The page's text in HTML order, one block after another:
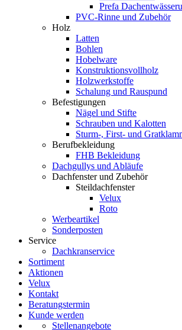
Prefa
PVC-Rinne und Zubehör
Holz
Latten
Bohlen
Hobelware
Konstruktionsvollholz
Holzwerkstoffe
Schalung und Rauspund
Befestigungen
Nägel und Stifte
Schrauben und Kalotten
Sturm-, First- und
Berufbekleidung
FHB Bekleidung
Dachgullys und Abläufe
Dachfenster und Zubehör
Steildachfenster
Velux
Roto
Werbeartikel
Sonderposten
Service
Dachkranservice
Sortiment
Aktionen
Velux
Kontakt
Beratungstermin
Kunde werden
Stellenangebote